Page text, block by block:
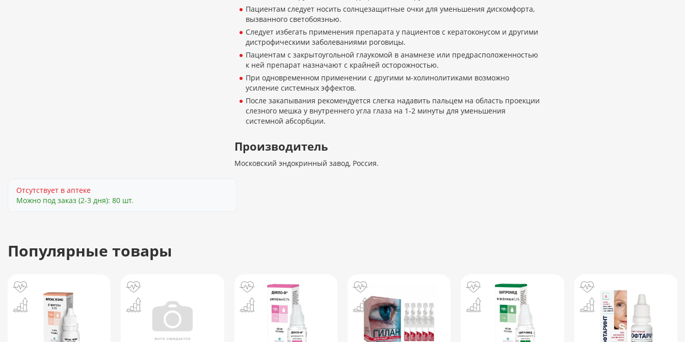
Пациентам следует носить солнцезащитные очки для уменьшения дискомфорта,
вызванного светобоязнью.
Следует избегать применения препарата у пациентов с кератоконусом и другими
дистрофическими заболеваниями роговицы.
Пациентам с закрытоугольной глаукомой в анамнезе или предрасположенностью
к ней препарат назначают с крайней осторожностью.
При одновременном применении с другими м-холинолитиками возможно
усиление системных эффектов.
После закапывания рекомендуется слегка надавить пальцем на область проекции
слезного мешка у внутреннего угла глаза на 1-2 минуты для уменьшения
системной абсорбции.
Производитель
Московский эндокринный завод, Россия.
Отсутствует в аптеке
Можно под заказ (2-3 дня): 80 шт.
Популярные товары